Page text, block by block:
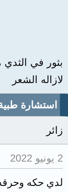
بثور في
لازاله الشعر
استشارة طبية
زائر
2 يونيو 2022
لدي حكه